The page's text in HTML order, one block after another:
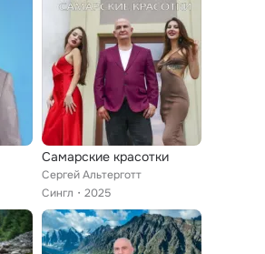
Самарские красотки
Сергей Альтерготт
Сингл
2025